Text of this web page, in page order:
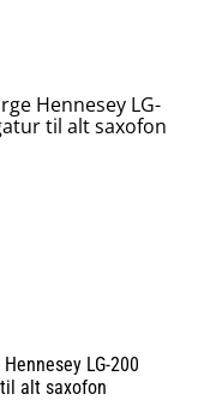
Hennesey LG-200
alt saxofon